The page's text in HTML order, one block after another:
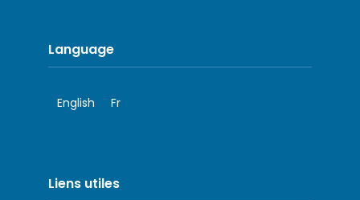
Language
English Fr
Liens utiles